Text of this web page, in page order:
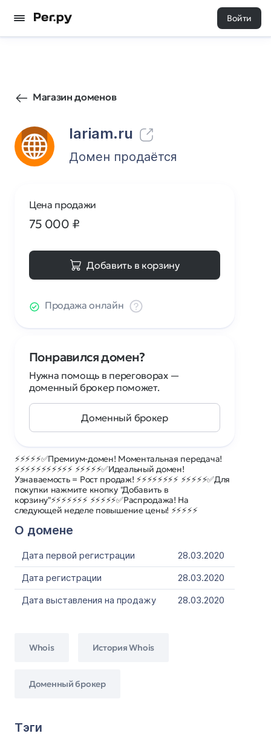
Войти
Магазин доменов
lariam.ru
89 0
Домен продаётся
⚡⚡⚡⚡⚡✅Премиум-домен! Моментальная передача!
⚡⚡⚡⚡⚡⚡⚡⚡⚡⚡⚡ ⚡⚡⚡⚡⚡✅Идеальный домен!
Узнаваемость = Рост продаж! ⚡⚡⚡⚡⚡⚡⚡⚡ ⚡⚡⚡⚡⚡✅Для
покупки нажмите кнопку "Добавить в
корзину"⚡⚡⚡⚡⚡⚡⚡ ⚡⚡⚡⚡⚡✅Распродажа! На
следующей неделе повышение цены! ⚡⚡⚡⚡⚡
О домене
Дата первой регистрации
28.03.2020
Дата регистрации
28.03.2020
Дата выставления на продажу
28.03.2020
Whois История Whois
Доменный брокер
Тэги
Цена продажи
75 000 ₽
Добавить в корзину
Продажа онлайн
Понравился домен?
Нужна помощь в переговорах —
доменный брокер поможет.
Доменный брокер